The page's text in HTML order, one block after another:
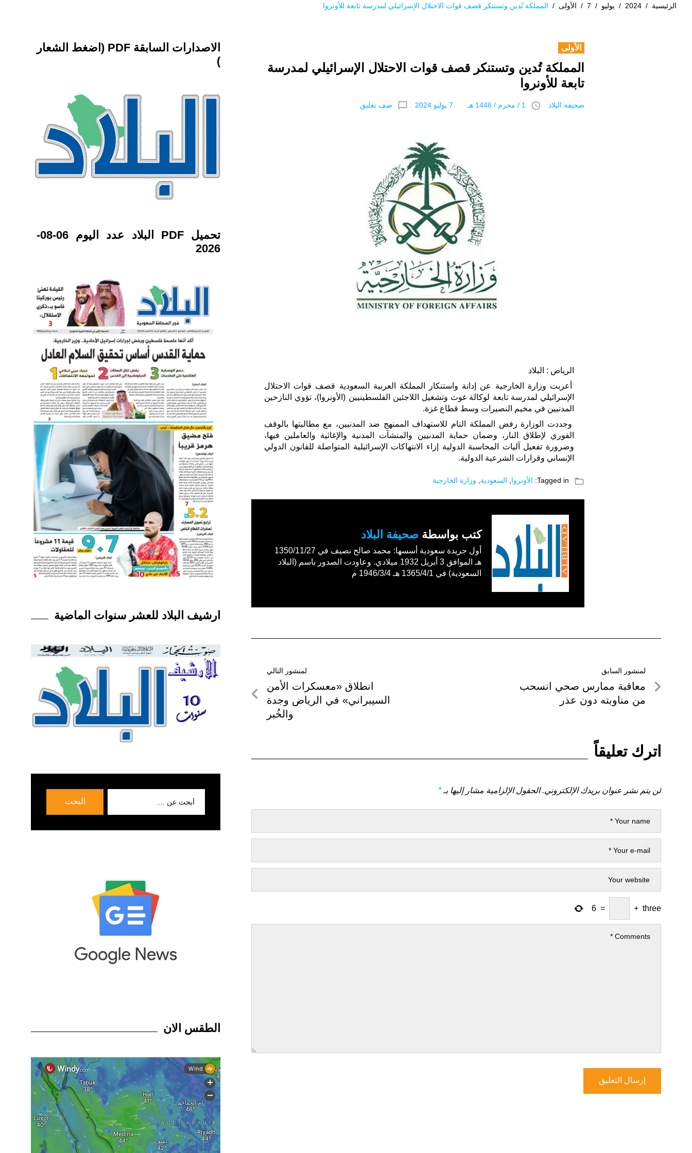
الرئيسية /
2024
/ يوليو /
7
/ الأولى / المملكة تُدين وتستنكر قصف قوات الاحتلال الإسرائيلي لمدرسة تابعة للأونروا
الأولى
المملكة تُدين وتستنكر قصف قوات الاحتلال الإسرائيلي لمدرسة
تابعة للأونروا
صحيفة البلاد access_time 1 / محرم / 1446 هـ 7 يوليو 2024 chat_bubble_outline ضف تعليق
الرياض : البلاد
أعربت وزارة الخارجية عن إدانة واستنكار المملكة العربية السعودية قصف قوات الاحتلال
الإسرائيلي لمدرسة تابعة لوكالة غوث وتشغيل اللاجئين الفلسطينيين (الأونروا)، تؤوي النازحين
المدنيين في مخيم النصيرات وسط قطاع غزة.
وجددت الوزارة رفض المملكة التام للاستهداف الممنهج ضد المدنيين، مع مطالبتها بالوقف
الفوري لإطلاق النار، وضمان حماية المدنيين والمنشآت المدنية والإغاثية والعاملين فيها،
وضرورة تفعيل آليات المحاسبة الدولية إزاء الانتهاكات الإسرائيلية المتواصلة للقانون الدولي
الإنساني وقرارات الشرعية الدولية.
folder_open
Tagged in: الأونروا, السعودية, وزارة الخارجية
كتب بواسطة صحيفة البلاد
أول جريدة سعودية أسسها: محمد صالح نصيف في 1350/11/27
هـ الموافق 3 أبريل 1932 ميلادي. وعاودت الصدور باسم (البلاد
السعودية) في 1365/4/1 هـ 1946/3/4 م
تصفّح
المقالات
لمنشور السابق
لمنشور
السابق
معاقبة ممارس صحي انسحب
من مناوبته دون عذر
لمنشور التالي
لمنشور
التالي
انطلاق «معسكرات الأمن
السيبراني» في الرياض وجدة
والخُبر
اترك تعليقاً
لن يتم نشر عنوان بريدك الإلكتروني. الحقول الإلزامية مشار إليها بـ*
three
+
=
6
الاصدارات السابقة PDF (اضغط الشعار
)
تحميل PDF البلاد عدد اليوم 06-08-
2026
ارشيف البلاد للعشر سنوات الماضية
البحث
الطقس الان